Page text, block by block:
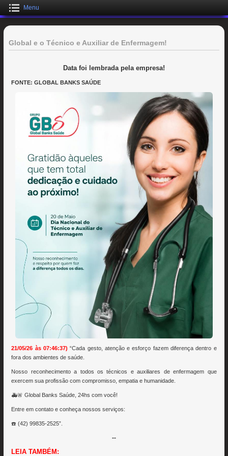
Menu
Global e o Técnico e Auxiliar de Enfermagem!
Data foi lembrada pela empresa!
FONTE: GLOBAL BANKS SAÚDE
21/05/26 às 07:46:37) “Cada gesto, atenção e esforço fazem diferença dentro e
fora dos ambientes de saúde.
Nosso reconhecimento a todos os técnicos e auxiliares de enfermagem que
exercem sua profissão com compromisso, empatia e humanidade.
🚑🚨 Global Banks Saúde, 24hs com você!
Entre em contato e conheça nossos serviços:
☎️ (42) 99835-2525”.
--
LEIA TAMBÉM: